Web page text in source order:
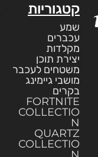
קטגוריות
שמע
עכברים
מקלדות
יצירת תוכן
משטחים לעכבר
מושבי גיימינג
בקרים
FORTNITE
COLLECTIO
N
QUARTZ
COLLECTIO